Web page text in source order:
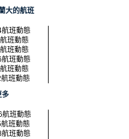
大的航班
班動態
班動態
班動態
班動態
班動態
班動態
多
班動態
班動態
班動態